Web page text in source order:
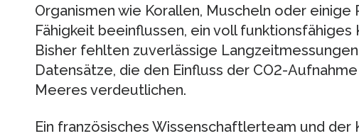
Organismen wie Korallen, Muscheln oder einige
Fähigkeit beeinflussen, ein voll
Bisher fehlten zuverlässige
Datensätze, die den Einfluss der CO2-
Meeres verdeutlichen.
Ein französisches Wissenschaftlerteam und der